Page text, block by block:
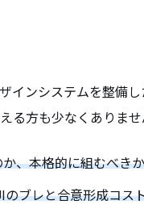
インシステムを整備
る方も少なくありませ
、本格的に組むべき
ブレと合意形成コス